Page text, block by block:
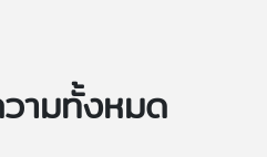
ามทั้งหมด